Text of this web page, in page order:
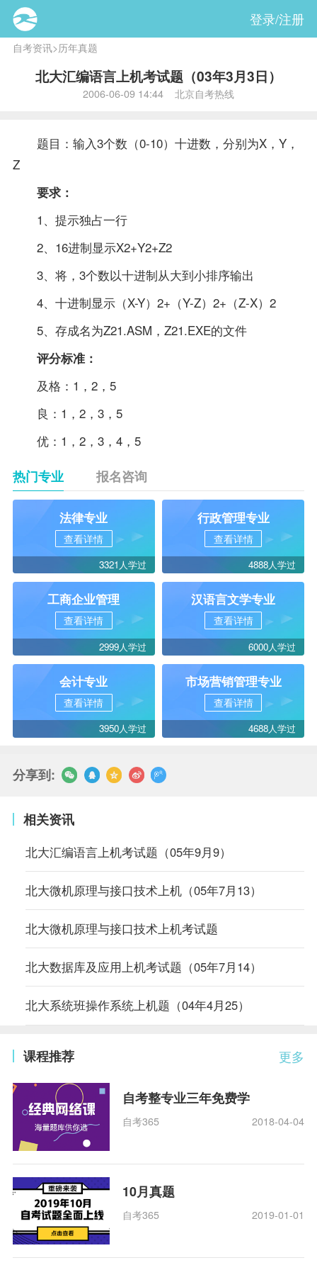
登录/注册
自考资讯>历年真题
北大汇编语言上机考试题（03年3月3日）
2006-06-09 14:44 北京自考热线
题目：输入3个数（0-10）十进数，分别为X，Y，
Z
要求：
1、提示独占一行
2、16进制显示X2+Y2+Z2
3、将，3个数以十进制从大到小排序输出
4、十进制显示（X-Y）2+（Y-Z）2+（Z-X）2
5、存成名为Z21.ASM，Z21.EXE的文件
评分标准：
及格：1，2，5
良：1，2，3，5
优：1，2，3，4，5
热门专业 报名咨询
法律专业
查看详情
3321人学过
行政管理专业
查看详情
4888人学过
工商企业管理
查看详情
2999人学过
汉语言文学专业
查看详情
6000人学过
会计专业
查看详情
3950人学过
市场营销管理专业
查看详情
4688人学过
分享到:
相关资讯
北大汇编语言上机考试题（05年9月9）
北大微机原理与接口技术上机（05年7月13）
北大微机原理与接口技术上机考试题
北大数据库及应用上机考试题（05年7月14）
北大系统班操作系统上机题（04年4月25）
更多
课程推荐
自考整专业三年免费学
自考365 2018-04-04
10月真题
自考365 2019-01-01